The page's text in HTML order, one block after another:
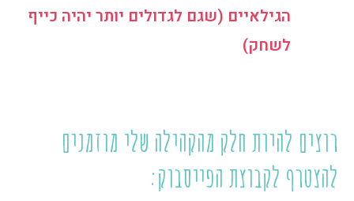
הגילאיים (שגם לגדולים יותר יהיה כייף
לשחק)
רוצים להיות חלק מהקהילה שלי מוזמנים
להצטרף לקבוצת הפייסבוק: